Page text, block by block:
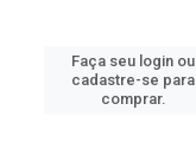
Faça seu login ou
cadastre-se para
comprar.